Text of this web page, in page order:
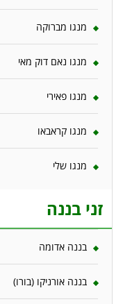
מנגו מברוקה
מנגו נאם דוק מאי
מנגו פאירי
מנגו קראבאו
מנגו שלי
זני בננה
בננה אדומה
בננה אורניקו (בורו)